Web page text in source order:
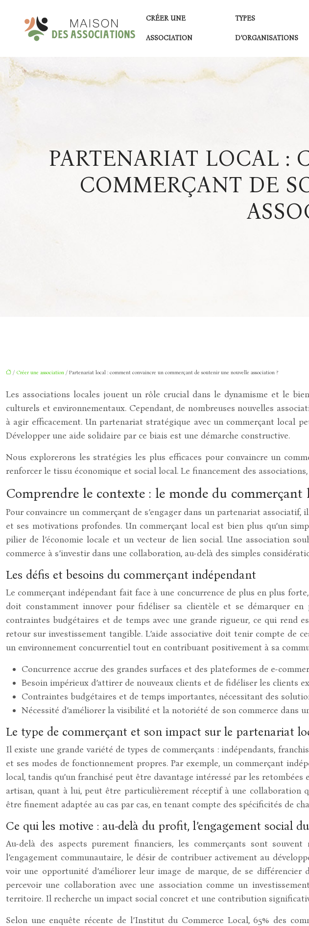
CRÉER UNE
ASSOCIATION
TYPES
D’ORGANISATIONS
PARTENARIAT LOCAL :
COMMERÇANT DE
/ Créer une association / Partenariat local : comment convaincre un commerçant de soutenir une nouvelle association ?
Les associations locales jouent un rôle crucial dans le dynamisme et le
culturels et environnementaux. Cependant, de nombreuses nouvelles
à agir efficacement. Un partenariat stratégique avec un commerçant local
Développer une aide solidaire par ce biais est une démarche constructive.
Nous explorerons les stratégies les plus efficaces pour convaincre un
renforcer le tissu économique et social local. Le financement des
Comprendre le contexte : le monde du
Pour convaincre un commerçant de s’engager dans un partenariat
et ses motivations profondes. Un commerçant local est bien plus qu’un
pilier de l’économie locale et un vecteur de lien social. Une association
commerce à s’investir dans une collaboration, au-delà des simples
Les défis et besoins du commerçant indépendant
Le commerçant indépendant fait face à une concurrence de plus en plus
doit constamment innover pour fidéliser sa clientèle et se démarquer
contraintes budgétaires et de temps avec une grande rigueur, ce qui rend
retour sur investissement tangible. L’aide associative doit tenir compte de
un environnement concurrentiel tout en contribuant positivement à sa
Concurrence accrue des grandes surfaces et des plateformes de e-
Besoin impérieux d’attirer de nouveaux clients et de fidéliser les clients
Contraintes budgétaires et de temps importantes, nécessitant des
Nécessité d’améliorer la visibilité et la notoriété de son commerce dans
Le type de commerçant et son impact sur le partenariat
Il existe une grande variété de types de commerçants : indépendants,
et ses modes de fonctionnement propres. Par exemple, un commerçant
local, tandis qu’un franchisé peut être davantage intéressé par les
artisan, quant à lui, peut être particulièrement réceptif à une collaboration
être finement adaptée au cas par cas, en tenant compte des spécificités de
Ce qui les motive : au-delà du profit, l’engagement social
Au-delà des aspects purement financiers, les commerçants sont
l’engagement communautaire, le désir de contribuer activement au
voir une opportunité d’améliorer leur image de marque, de se
percevoir une collaboration avec une association comme un
territoire. Il recherche un impact social concret et une contribution
Selon une enquête récente de l’Institut du Commerce Local, 65% des